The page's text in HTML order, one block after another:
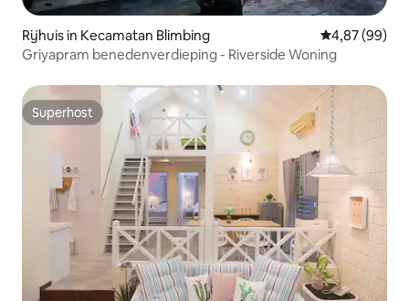
Rijhuis in Kecamatan Blimbing Gemiddelde
4,87 (99)
Griyapram benedenverdieping - Riverside Woning
Superhost
Superhost